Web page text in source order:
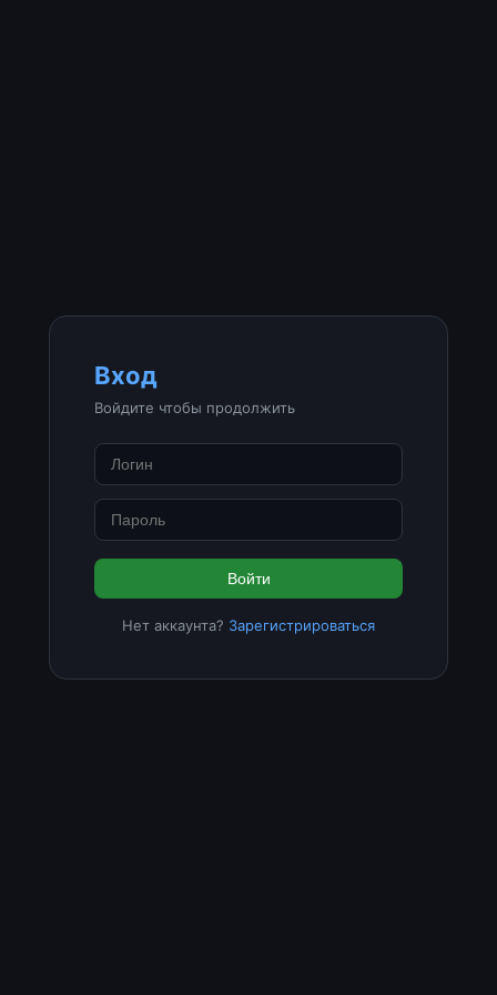
Вход
Войдите чтобы продолжить
Войти
Нет аккаунта? Зарегистрироваться